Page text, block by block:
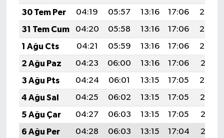
30 Tem Per
04:19 05:57 13:16 17:06
20:24
31 Tem Cum
04:20 05:58 13:16 17:06
20:23
1 Ağu Cts
04:21 05:59 13:16 17:06
20:22
2 Ağu Paz
04:23 06:00 13:16 17:06
20:21
3 Ağu Pts
04:24 06:01 13:15 17:05
20:20
4 Ağu Sal
04:25 06:02 13:15 17:05
20:19
5 Ağu Çar
04:27 06:03 13:15 17:05
20:18
6 Ağu Per
04:28 06:03 13:15 17:04
20:17